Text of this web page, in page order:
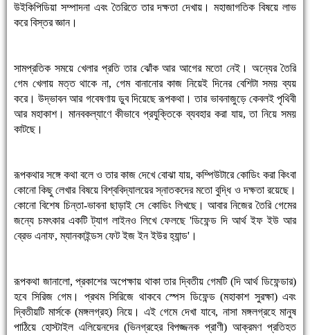
উইকিপিডিয়া সম্পাদনা এবং তৈরিতে তার দক্ষতা দেখায়। মহাজাগতিক বিষয়ে লাভ
করে বিস্তর জ্ঞান।
সামপ্রতিক সময়ে খেলার প্রতি তার ঝোঁক আর আগের মতো নেই। অন্যের তৈরি
গেম খেলায় মত্ত থাকে না, গেম বানানোর কাজ নিয়েই দিনের বেশিটা সময় ব্যয়
করে। উদ্ভাবন আর গবেষণায় ডুব দিয়েছে রূপকথা। তার ভাবনাজুড়ে কেবলই পৃথিবী
আর মহাকাশ। মানবকল্যাণে কীভাবে প্রযুক্তিকে ব্যবহার করা যায়, তা নিয়ে সময়
কাটছে।
রূপকথার সঙ্গে কথা বলে ও তার কাজ দেখে বোঝা যায়, কম্পিউটারে কোডিং করা কিংবা
কোনো কিছু লেখার বিষয়ে বিশ্ববিদ্যালয়ের স্নাতকদের মতো বুদ্ধি ও দক্ষতা রয়েছে।
কোনো বিশেষ চিন্তা-ভাবনা ছাড়াই সে কোডিং লিখছে। আবার নিজের তৈরি গেমের
জন্যে চমৎকার একটি ট্যাগ লাইনও লিখে ফেলছে 'ডিফেন্ড দি আর্থ ইফ ইউ আর
ব্রেভ এনাফ, ম্যানকাইন্ডস ফেট ইজ ইন ইউর হ্যান্ড'।
রূপকথা জানালো, প্রকাশের অপেক্ষায় থাকা তার দ্বিতীয় গেমটি (দি আর্থ ডিফেন্ডার)
হবে সিরিজ গেম। প্রথম সিরিজে থাকবে স্পেস ডিফেন্ড (মহাকাশ সুরক্ষা) এবং
দ্বিতীয়টি মার্সকে (মঙ্গলগ্রহ) নিয়ে। এই গেমে দেখা যাবে, নাসা মঙ্গলগ্রহে মানুষ
পাঠিয়ে হোস্টাইল এলিয়েনদের (ভিনগ্রহের বিপজ্জনক প্রাণী) আক্রমণ প্রতিহত